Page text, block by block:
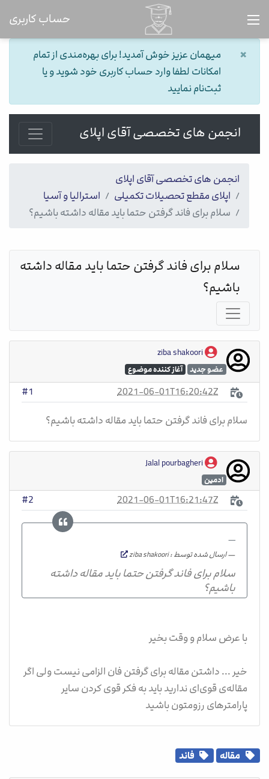
حساب کاربری
میهمان عزیز خوش آمدید! برای بهره‌مندی از تمام
امکانات لطفا وارد حساب کاربری خود شوید و یا
ثبت‌نام نمایید
×
انجمن های تخصصی آقای اپلای
انجمن های تخصصی آقای اپلای
اپلای مقطع تحصیلات تکمیلی
استرالیا و آسیا
سلام برای فاند گرفتن حتما باید مقاله داشته باشیم؟
باشیم؟
ziba shakoori
عضو جدید آغاز کننده موضوع
2021-06-01T16:20:42Z
#1
سلام برای فاند گرفتن حتما باید مقاله داشته باشیم؟
Jalal pourbagheri
ادمین
2021-06-01T16:21:47Z
#2
ارسال شده توسط : ziba shakoori
سلام برای فاند گرفتن حتما باید مقاله داشته
باشیم؟
با عرض سلام و وقت بخیر
خیر ... داشتن مقاله برای گرفتن فان الزامی نیست ولی اگر
مقاله‌ی قوی‌ای ندارید باید به فکر قوی کردن سایر
پارامترهای رزومتون باشید
مقاله فاند